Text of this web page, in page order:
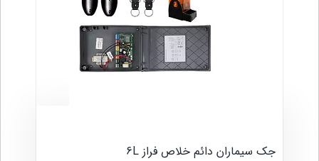
جک سیماران دائم خلاص فراز 6L